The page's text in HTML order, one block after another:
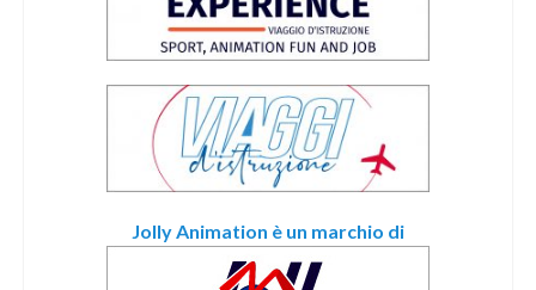
Jolly Animation è un marchio di